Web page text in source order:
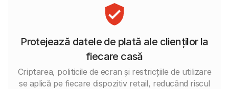
Protejează datele de plată ale clienților la
fiecare casă
Criptarea, politicile de ecran și restricțiile de utilizare
se aplică pe fiecare dispozitiv retail, reducând riscul